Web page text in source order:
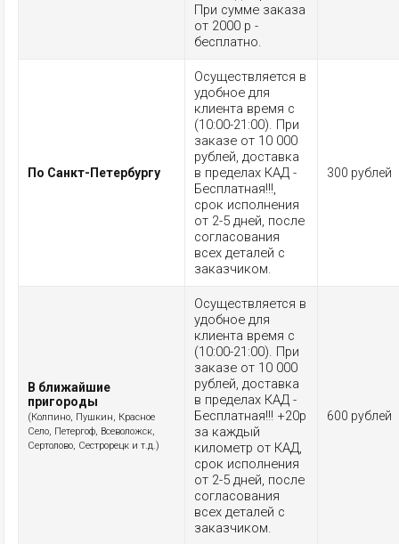
При сумме заказа
от 2000 р -
бесплатно.
По Санкт-Петербургу
Осуществляется в
удобное для
клиента время с
(10:00-21:00). При
заказе от 10 000
рублей, доставка
в пределах КАД -
Бесплатная!!!,
срок исполнения
от 2-5 дней, после
согласования
всех деталей с
заказчиком.
300 рублей
В ближайшие
пригороды
(Колпино, Пушкин, Красное
Село, Петергоф, Всеволожск,
Сертолово, Сестрорецк и т.д.)
Осуществляется в
удобное для
клиента время с
(10:00-21:00). При
заказе от 10 000
рублей, доставка
в пределах КАД -
Бесплатная!!! +20р
за каждый
километр от КАД,
срок исполнения
от 2-5 дней, после
согласования
всех деталей с
заказчиком.
600 рублей